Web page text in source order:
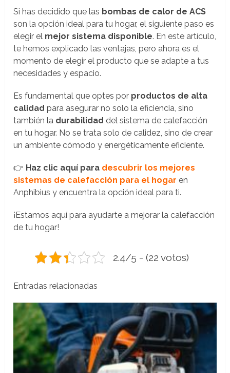
Si has decidido que las bombas de calor de ACS
son la opción ideal para tu hogar, el siguiente paso es
elegir el mejor sistema disponible. En este artículo,
te hemos explicado las ventajas, pero ahora es el
momento de elegir el producto que se adapte a tus
necesidades y espacio.
Es fundamental que optes por productos de alta
calidad para asegurar no solo la eficiencia, sino
también la durabilidad del sistema de calefacción
en tu hogar. No se trata solo de calidez, sino de crear
un ambiente cómodo y energéticamente eficiente.
👉 Haz clic aquí para descubrir los mejores
sistemas de calefacción para el hogar en
Anphibius y encuentra la opción ideal para ti.
¡Estamos aquí para ayudarte a mejorar la calefacción
de tu hogar!
2.4/5 - (22 votos)
Entradas relacionadas